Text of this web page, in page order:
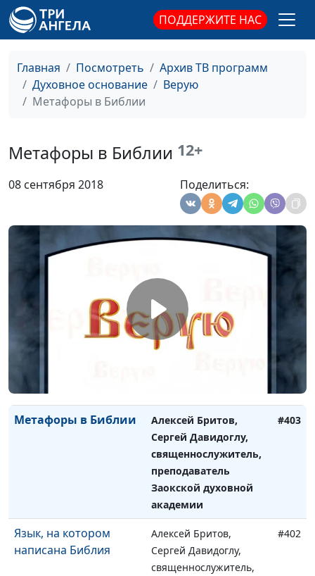
ПОДДЕРЖИТЕ НАС
Главная Посмотреть
Архив ТВ программ
Духовное основание
Верую
Метафоры в Библии
Метафоры в Библии 12+
08 сентября 2018 Поделиться:
преподаватель
Заокской духовной
Тело как храм Святого
Духа
Алексей Бритов,
Заокской духовной
Образ моря в Новом
Алексей Бритов,
Сергей Давидоглу,
священнослужитель,
преподаватель
академии
#405
Образ моря в Библии
Алексей Бритов,
Сергей Давидоглу,
священнослужитель,
#404
Метафоры в Библии
Алексей Бритов,
Сергей Давидоглу,
священнослужитель,
преподаватель
Заокской духовной
академии
#403
Язык, на котором
написана Библия
Алексей Бритов,
Сергей Давидоглу,
священнослужитель,
#402